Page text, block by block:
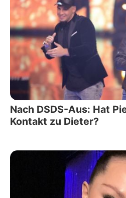
Nach DSDS-Aus: Hat
Kontakt zu Dieter?